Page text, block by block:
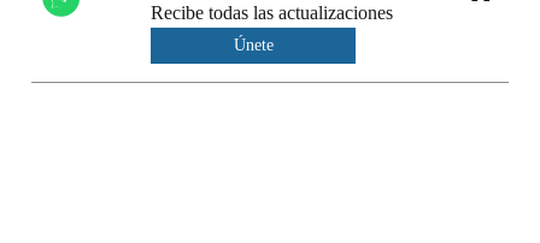
Recibe todas las actualizaciones
Únete